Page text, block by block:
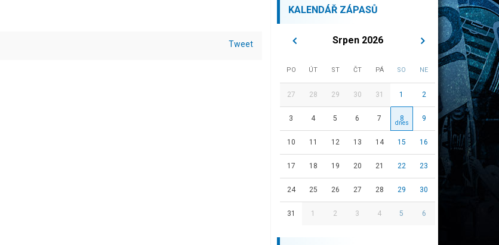
Tweet
KALENDÁŘ ZÁPASŮ
Srpen 2026
PO ÚT ST ČT PÁ SO NE
27 28 29 30 31 1 2
3 4 5 6 7 8 9
10 11 12 13 14 15 16
17 18 19 20 21 22 23
24 25 26 27 28 29 30
31 1 2 3 4 5 6